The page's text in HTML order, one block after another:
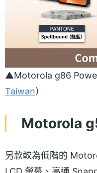
▲Motorola g86
Taiwan）
Motorola
另款較為低階的